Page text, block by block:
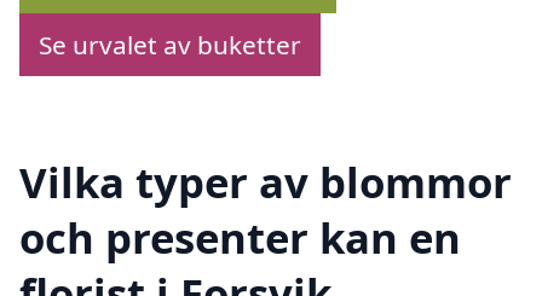
Se urvalet av buketter
Vilka typer av blommor
och presenter kan en